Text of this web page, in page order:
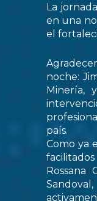
La
en una
el
noche:
Minería,
país.
Como ya
Rossana